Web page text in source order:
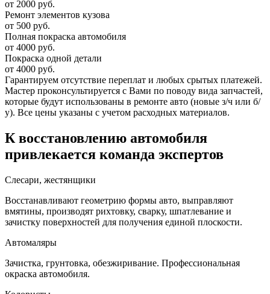
от 2000 руб.
Ремонт элементов кузова
от 500 руб.
Полная покраска автомобиля
от 4000 руб.
Покраска одной детали
от 4000 руб.
Гарантируем отсутствие переплат и любых срытых платежей.
Мастер проконсультируется с Вами по поводу вида запчастей,
которые будут использованы в ремонте авто (новые з/ч или б/
у). Все цены указаны с учетом расходных материалов.
К восстановлению автомобиля
привлекается команда экспертов
Слесари, жестянщики
Восстанавливают геометрию формы авто, выправляют
вмятины, производят рихтовку, сварку, шпатлевание и
зачистку поверхностей для получения единой плоскости.
Автомаляры
Зачистка, грунтовка, обезжиривание. Профессиональная
окраска автомобиля.